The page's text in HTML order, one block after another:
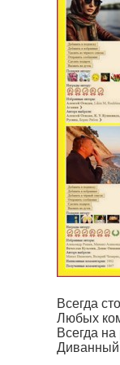
Всегда
Любых
Всегда
Диванный